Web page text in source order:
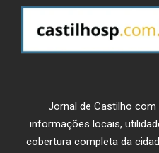
Jornal de Castilho
informações locais,
cobertura completa da